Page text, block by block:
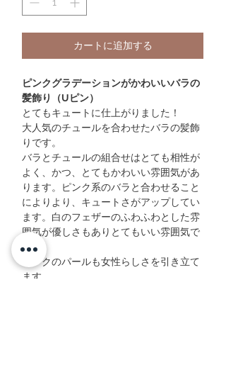
カートに追加する
ピンクグラデーションがかわいいバラの
髪飾り（Uピン）
とてもキュートに仕上がりました！
大人気のチュールを合わせたバラの髪飾
りです。
バラとチュールの組合せはとても相性が
よく、かつ、とてもかわいい雰囲気があ
ります。ピンク系のバラと合わせること
によりより、キュートさがアップしてい
ます。白のフェザーのふわふわとした雰
囲気が優しさもありとてもいい雰囲気で
す。
ピンクのパールも女性らしさを引き立て
ます。